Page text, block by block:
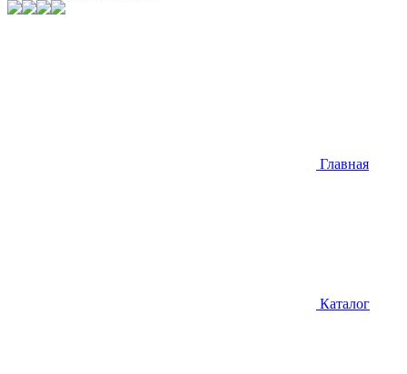
Главная
Каталог